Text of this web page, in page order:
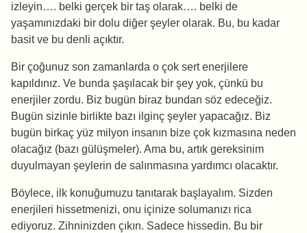
izleyin…. belki gerçek bir taş olarak…. belki de
yaşamınızdaki bir dolu diğer şeyler olarak. Bu, bu kadar
basit ve bu denli açıktır.
Bir çoğunuz son zamanlarda o çok sert enerjilere
kapıldınız. Ve bunda şaşılacak bir şey yok, çünkü bu
enerjiler zordu. Biz bugün biraz bundan söz edeceğiz.
Bugün sizinle birlikte bazı ilginç şeyler yapacağız. Biz
bugün birkaç yüz milyon insanın bize çok kızmasına neden
olacağız (bazı gülüşmeler). Ama bu, artık gereksinim
duyulmayan şeylerin de salınmasına yardımcı olacaktır.
Böylece, ilk konuğumuzu tanıtarak başlayalım. Sizden
enerjileri hissetmenizi, onu içinize solumanızı rica
ediyoruz. Zihninizden çıkın. Sadece hissedin. Bu bir